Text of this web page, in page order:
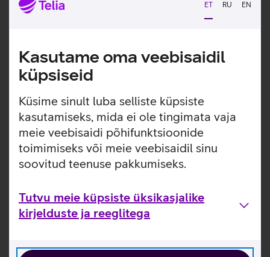
ET RU EN
Kasutame oma veebisaidil
küpsiseid
Küsime sinult luba selliste küpsiste
kasutamiseks, mida ei ole tingimata vaja
meie veebisaidi põhifunktsioonide
toimimiseks või meie veebisaidil sinu
soovitud teenuse pakkumiseks.
Tutvu meie küpsiste üksikasjalike
kirjelduste ja reeglitega
täidab tegevjuhi kohustusi Telia Eesti juhtkonna liige ja
Tutvun teiste uudistega